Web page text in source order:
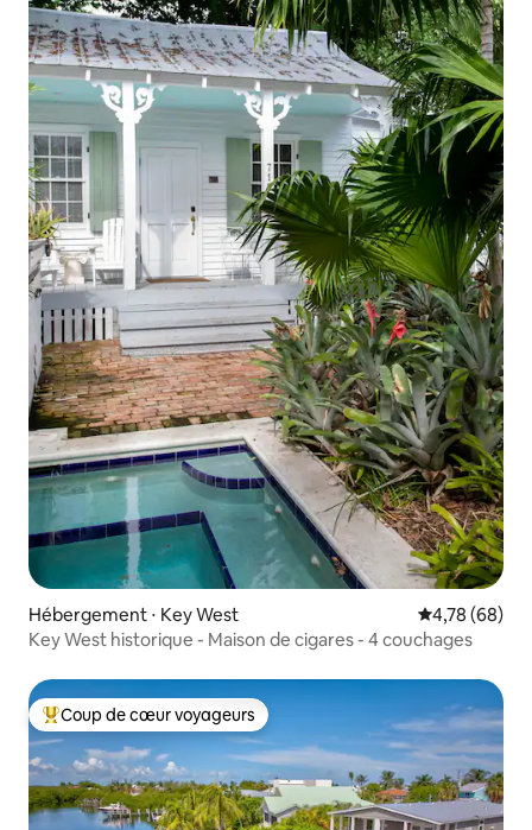
Hébergement ⋅ Key West Évaluation
4,78 (68)
Key West historique - Maison de cigares - 4 couchages
Coups de cœur voyageurs les plus appréciés
Coup de cœur voyageurs